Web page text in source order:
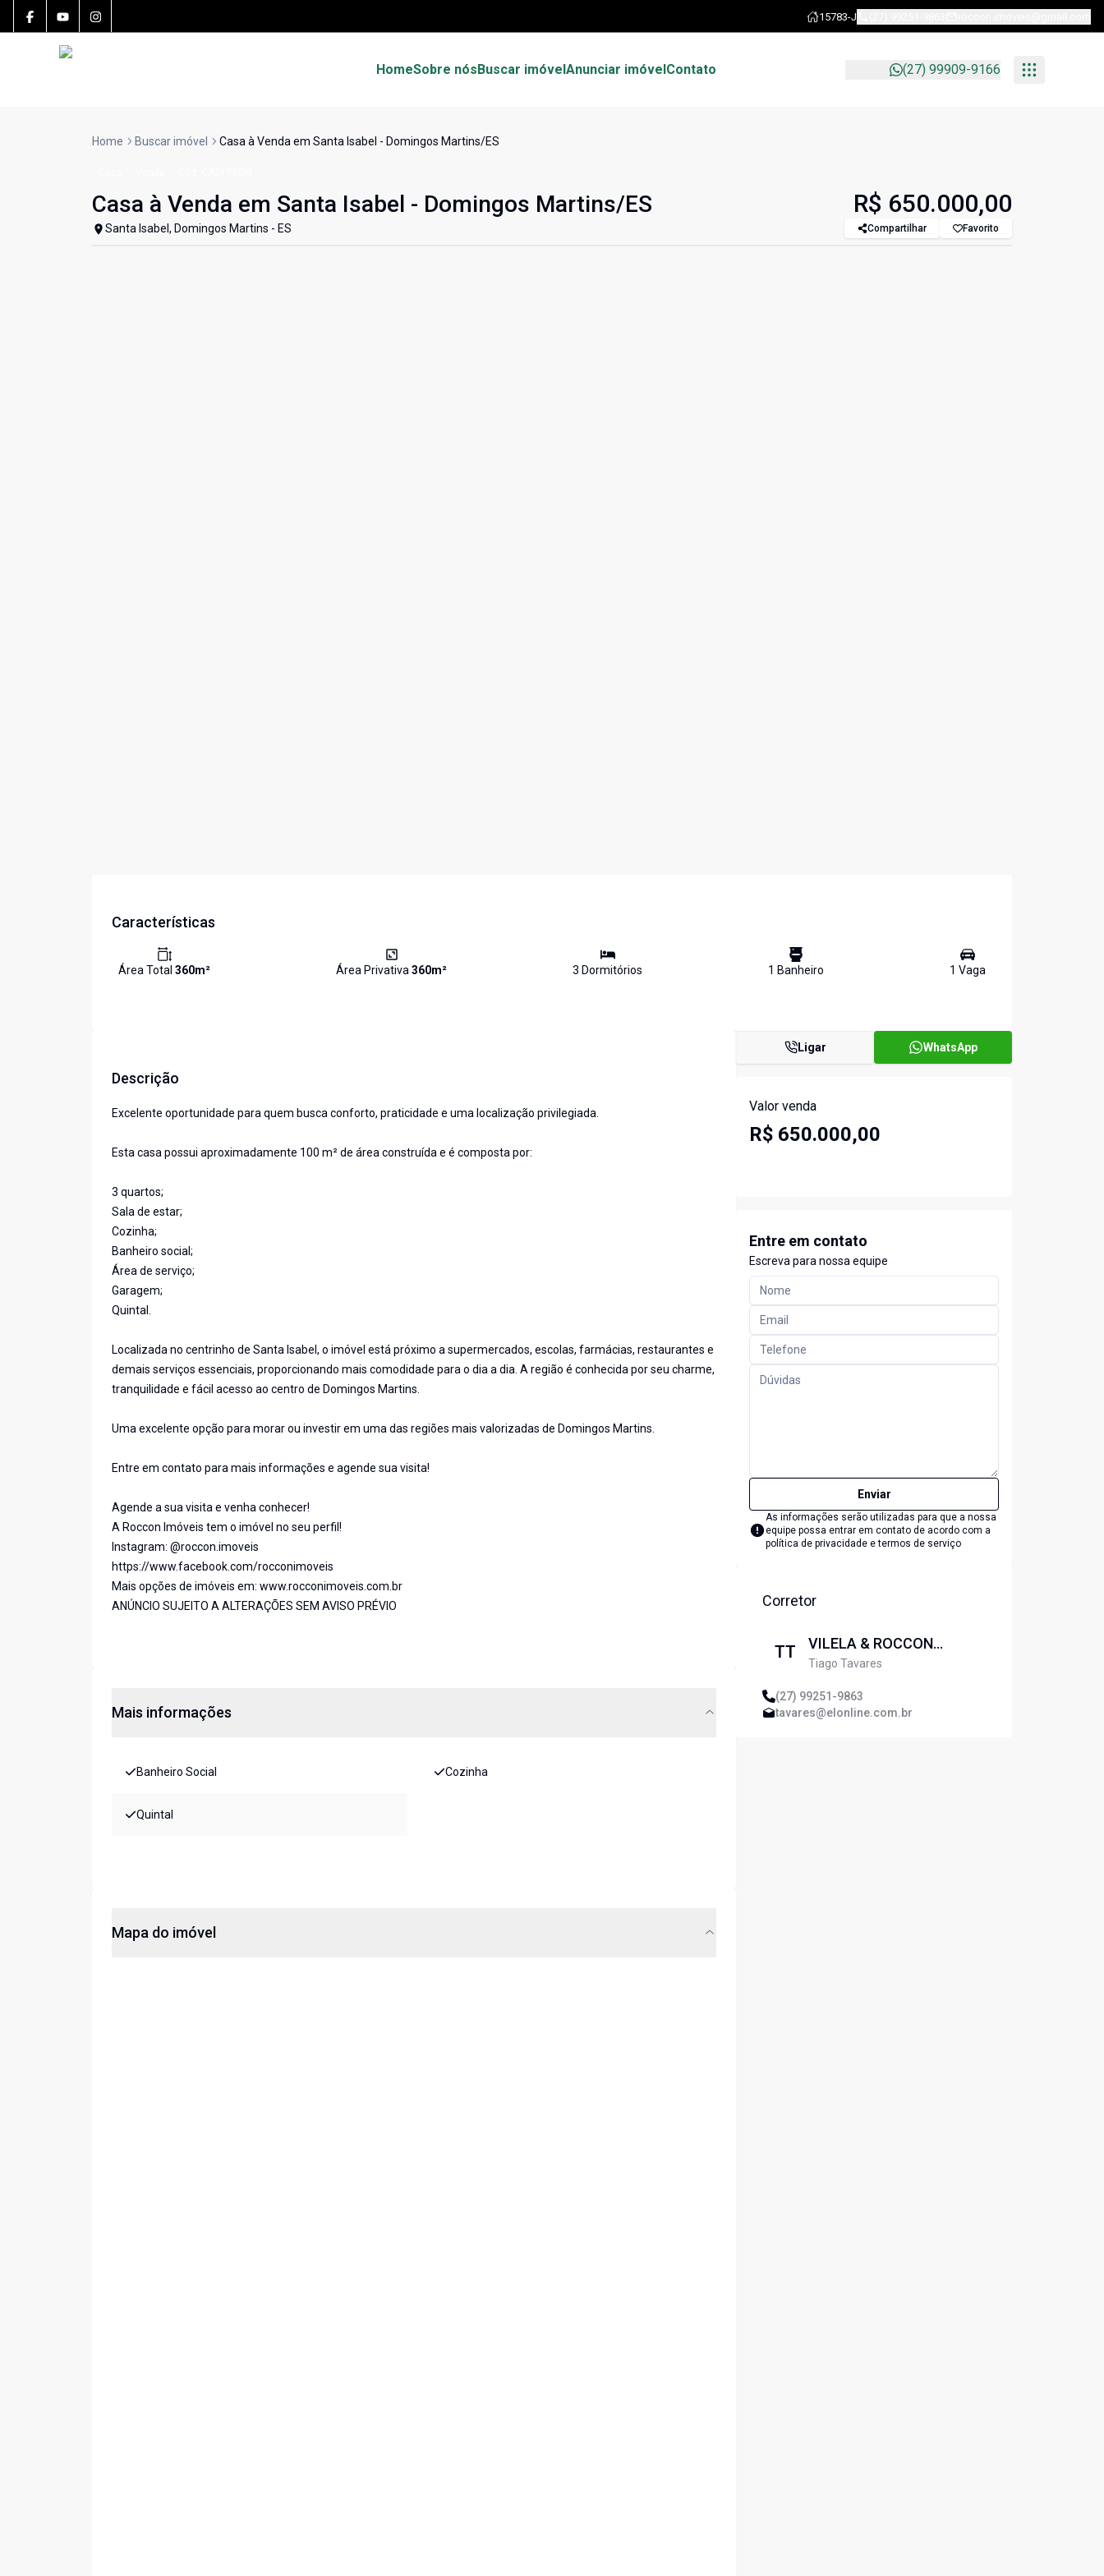
15783-J
HomeSobre nósBuscar imóvelAnunciar imóvelContato (27) 99909-9166
Home Buscar imóvel Casa à Venda em Santa Isabel - Domingos Martins/ES
Casa à Venda em Santa Isabel - Domingos Martins/ES
Santa Isabel, Domingos Martins - ES
R$ 650.000,00
Compartilhar Favorito
Características
Área Total 360m² Área Privativa360m² 3 Dormitórios 1 Banheiro 1 Vaga
Descrição
Excelente oportunidade para quem busca conforto, praticidade e uma localização privilegiada.
Esta casa possui aproximadamente 100 m² de área construída e é composta por:
3 quartos;
Sala de estar;
Cozinha;
Banheiro social;
Área de serviço;
Garagem;
Quintal.
Localizada no centrinho de Santa Isabel, o imóvel está próximo a supermercados, escolas, farmácias, restaurantes e
demais serviços essenciais, proporcionando mais comodidade para o dia a dia. A região é conhecida por seu charme,
tranquilidade e fácil acesso ao centro de Domingos Martins.
Uma excelente opção para morar ou investir em uma das regiões mais valorizadas de Domingos Martins.
Entre em contato para mais informações e agende sua visita!
Agende a sua visita e venha conhecer!
A Roccon Imóveis tem o imóvel no seu perfil!
Instagram: @roccon.imoveis
https://www.facebook.com/rocconimoveis
Mais opções de imóveis em: www.rocconimoveis.com.br
ANÚNCIO SUJEITO A ALTERAÇÕES SEM AVISO PRÉVIO
Mais informações
Banheiro Social Cozinha
Quintal
Mapa do imóvel
Ligar WhatsApp
Valor venda
R$ 650.000,00
Entre em contato
Escreva para nossa equipe
Enviar
As informações serão utilizadas para que a nossa
equipe possa entrar em contato de acordo com a
política de privacidade e termos de serviço
Corretor
TT
VILELA & ROCCON
IMOBILIARIA LTDA
Tiago Tavares
(27) 99251-9863
tavares@elonline.com.br